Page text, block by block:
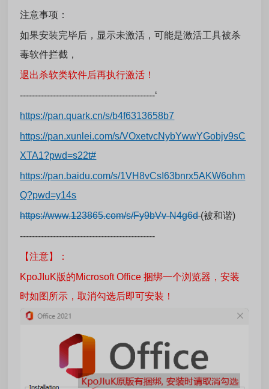
注意事项：
如果安装完毕后，显示未激活，可能是激活工具被杀
毒软件拦截，
退出杀软类软件后再执行激活！
---------------------------------------------‘
https://pan.quark.cn/s/b4f6313658b7
https://pan.xunlei.com/s/VOxetvcNybYwwYGobjv9sC
XTA1?pwd=s22t#
https://pan.baidu.com/s/1VH8vCsI63bnrx5AKW6ohm
Q?pwd=y14s
https://www.123865.com/s/Fy9bVv-N4g6d (被和谐)
---------------------------------------------
【注意】：
KpoJIuK版的Microsoft Office 捆绑一个浏览器，安装
时如图所示，取消勾选后即可安装！